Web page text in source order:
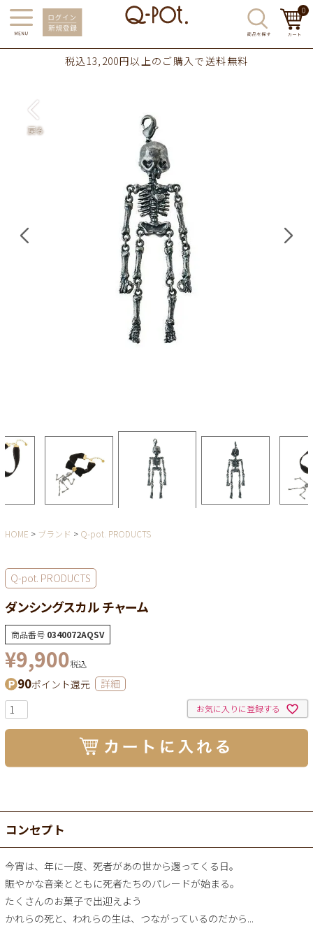
0
税込13,200円以上のご購入で送料無料
HOME ブランド Q-pot. PRODUCTS
Q-pot. PRODUCTS
ダンシングスカル チャーム
商品番号 0340072AQSV
¥9,900税込
90ポイント還元 詳細
お気に入りに登録する
コンセプト
今宵は、年に一度、死者があの世から還ってくる日。
賑やかな音楽とともに死者たちのパレードが始まる。
たくさんのお菓子で出迎えよう
かれらの死と、われらの生は、つながっているのだから...